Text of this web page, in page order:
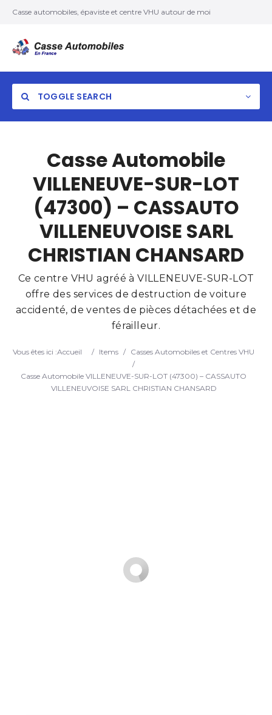
Casse automobiles, épaviste et centre VHU autour de moi
TOGGLE SEARCH
Search
Casse Automobile
VILLENEUVE-SUR-LOT
(47300) – CASSAUTO
VILLENEUVOISE SARL
CHRISTIAN CHANSARD
Ce centre VHU agréé à VILLENEUVE-SUR-LOT
offre des services de destruction de voiture
accidenté, de ventes de pièces détachées et de
férailleur.
Vous êtes ici :Accueil / Items / Casses Automobiles et Centres VHU
/
Casse Automobile VILLENEUVE-SUR-LOT (47300) – CASSAUTO
VILLENEUVOISE SARL CHRISTIAN CHANSARD